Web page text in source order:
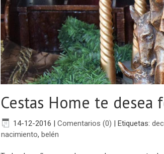
Cestas Home te desea
14-12-2016 | Comentarios (0) | Etiquetas:
nacimiento, belén